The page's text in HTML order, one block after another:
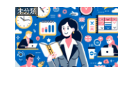
未分類